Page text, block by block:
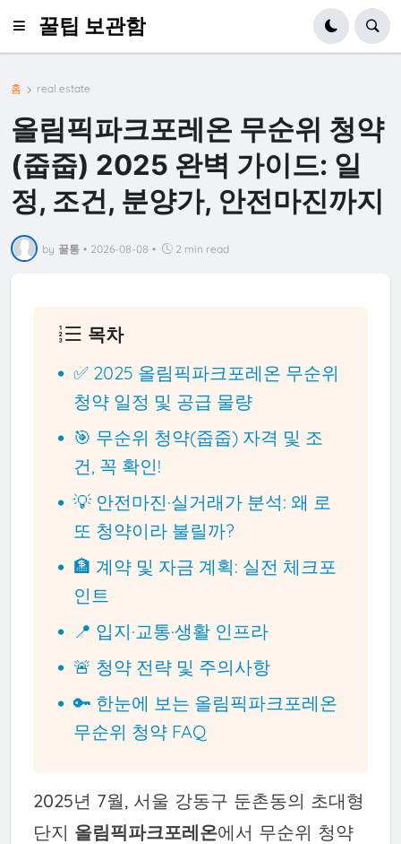
꿀팁 보관함
홈 real estate
올림픽파크포레온 무순위 청약
(줍줍) 2025 완벽 가이드: 일
정, 조건, 분양가, 안전마진까지
by 꿀통 • 2026-08-08 • 2 min read
목차
✅ 2025 올림픽파크포레온 무순위
청약 일정 및 공급 물량
🎯 무순위 청약(줍줍) 자격 및 조
건, 꼭 확인!
💡 안전마진·실거래가 분석: 왜 로
또 청약이라 불릴까?
🏦 계약 및 자금 계획: 실전 체크포
인트
📍 입지·교통·생활 인프라
🚨 청약 전략 및 주의사항
🔑 한눈에 보는 올림픽파크포레온
무순위 청약 FAQ
2025년 7월, 서울 강동구 둔촌동의 초대형
단지 올림픽파크포레온에서 무순위 청약